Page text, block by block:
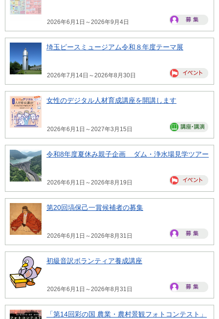
2026年6月1日～2026年9月4日
埼玉ピースミュージアム令和８年度テーマ展
2026年7月14日～2026年8月30日
女性のデジタル人材育成講座を開講します
2026年6月1日～2027年3月15日
令和8年度夏休み親子企画 ダム・浄水場見学ツアー
2026年6月1日～2026年8月19日
第20回塙保己一賞候補者の募集
2026年6月1日～2026年8月31日
初級音訳ボランティア養成講座
2026年6月1日～2026年8月31日
「第14回彩の国 農業・農村景観フォトコンテスト」